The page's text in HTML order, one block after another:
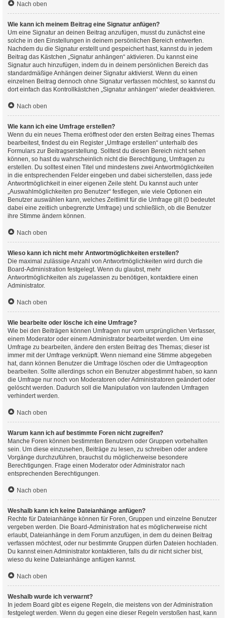
Nach oben
Wie kann ich meinem Beitrag eine Signatur anfügen?
Um eine Signatur an deinen Beitrag anzufügen, musst du zunächst eine
solche in den Einstellungen in deinem persönlichen Bereich entwerfen.
Nachdem du die Signatur erstellt und gespeichert hast, kannst du in jedem
Beitrag das Kästchen „Signatur anhängen“ aktivieren. Du kannst eine
Signatur auch hinzufügen, indem du in deinem persönlichen Bereich das
standardmäßige Anhängen deiner Signatur aktivierst. Wenn du einen
einzelnen Beitrag dennoch ohne Signatur verfassen möchtest, so kannst du
dort einfach das Kontrollkästchen „Signatur anhängen“ wieder deaktivieren.
Nach oben
Wie kann ich eine Umfrage erstellen?
Wenn du ein neues Thema eröffnest oder den ersten Beitrag eines Themas
bearbeitest, findest du ein Register „Umfrage erstellen“ unterhalb des
Formulars zur Beitragserstellung. Solltest du diesen Bereich nicht sehen
können, so hast du wahrscheinlich nicht die Berechtigung, Umfragen zu
erstellen. Du solltest einen Titel und mindestens zwei Antwortmöglichkeiten
in die entsprechenden Felder eingeben und dabei sicherstellen, dass jede
Antwortmöglichkeit in einer eigenen Zeile steht. Du kannst auch unter
„Auswahlmöglichkeiten pro Benutzer“ festlegen, wie viele Optionen ein
Benutzer auswählen kann, welches Zeitlimit für die Umfrage gilt (0 bedeutet
dabei eine zeitlich unbegrenzte Umfrage) und schließlich, ob die Benutzer
ihre Stimme ändern können.
Nach oben
Wieso kann ich nicht mehr Antwortmöglichkeiten erstellen?
Die maximal zulässige Anzahl von Antwortmöglichkeiten wird durch die
Board-Administration festgelegt. Wenn du glaubst, mehr
Antwortmöglichkeiten als zugelassen zu benötigen, kontaktiere einen
Administrator.
Nach oben
Wie bearbeite oder lösche ich eine Umfrage?
Wie bei den Beiträgen können Umfragen nur vom ursprünglichen Verfasser,
einem Moderator oder einem Administrator bearbeitet werden. Um eine
Umfrage zu bearbeiten, ändere den ersten Beitrag des Themas; dieser ist
immer mit der Umfrage verknüpft. Wenn niemand eine Stimme abgegeben
hat, dann können Benutzer die Umfrage löschen oder die Umfrageoption
bearbeiten. Sollte allerdings schon ein Benutzer abgestimmt haben, so kann
die Umfrage nur noch von Moderatoren oder Administratoren geändert oder
gelöscht werden. Dadurch soll die Manipulation von laufenden Umfragen
verhindert werden.
Nach oben
Warum kann ich auf bestimmte Foren nicht zugreifen?
Manche Foren können bestimmten Benutzern oder Gruppen vorbehalten
sein. Um diese einzusehen, Beiträge zu lesen, zu schreiben oder andere
Vorgänge durchzuführen, brauchst du möglicherweise besondere
Berechtigungen. Frage einen Moderator oder Administrator nach
entsprechenden Berechtigungen.
Nach oben
Weshalb kann ich keine Dateianhänge anfügen?
Rechte für Dateianhänge können für Foren, Gruppen und einzelne Benutzer
vergeben werden. Die Board-Administration hat es möglicherweise nicht
erlaubt, Dateianhänge in dem Forum anzufügen, in dem du deinen Beitrag
verfassen möchtest, oder nur bestimmte Gruppen dürfen Dateien hochladen.
Du kannst einen Administrator kontaktieren, falls du dir nicht sicher bist,
wieso du keine Dateianhänge anfügen kannst.
Nach oben
Weshalb wurde ich verwarnt?
In jedem Board gibt es eigene Regeln, die meistens von der Administration
festgelegt werden. Wenn du gegen eine dieser Regeln verstoßen hast, kann